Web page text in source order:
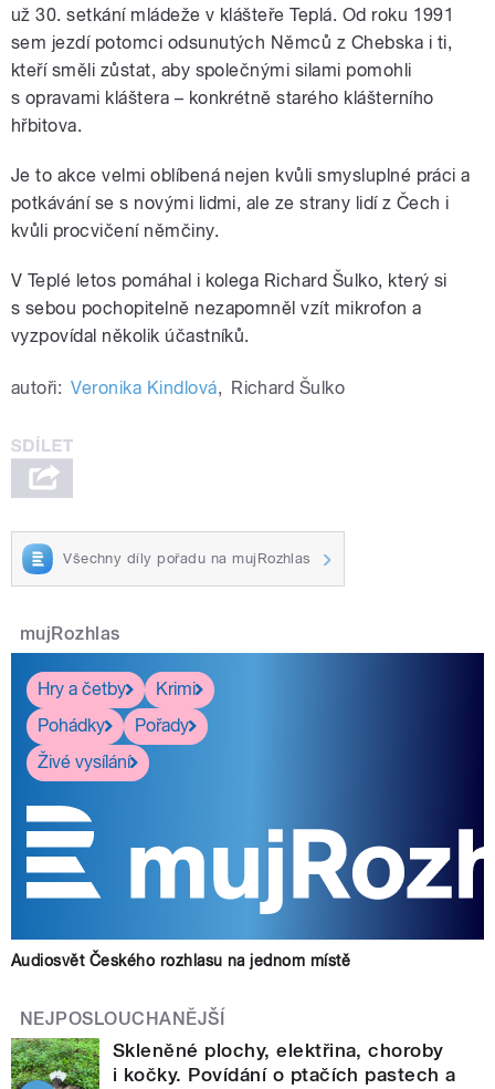
už 30. setkání mládeže v klášteře Teplá. Od roku 1991
sem jezdí potomci odsunutých Němců z Chebska i ti,
kteří směli zůstat, aby společnými silami pomohli
s opravami kláštera – konkrétně starého klášterního
hřbitova.
Je to akce velmi oblíbená nejen kvůli smysluplné práci a
potkávání se s novými lidmi, ale ze strany lidí z Čech i
kvůli procvičení němčiny.
V Teplé letos pomáhal i kolega Richard Šulko, který si
s sebou pochopitelně nezapomněl vzít mikrofon a
vyzpovídal několik účastníků.
autoři: Veronika Kindlová, Richard Šulko
Všechny díly pořadu na mujRozhlas
mujRozhlas
Hry a četby
Krimi
Pohádky
Pořady
Živé vysílání
Audiosvět Českého rozhlasu na jednom místě
NEJPOSLOUCHANĚJŠÍ
Skleněné plochy, elektřina, choroby
i kočky. Povídání o ptačích pastech a